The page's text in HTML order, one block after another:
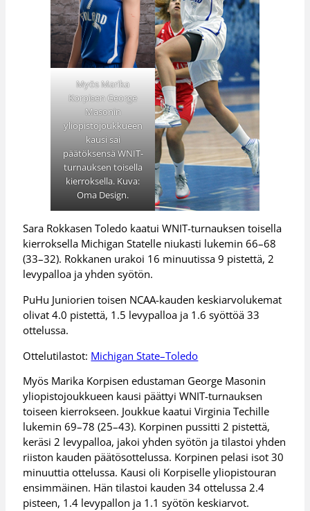
Myös Marika
Korpisen George
Masonin
yliopistojoukkueen
kausi sai
päätöksensä WNIT-
turnauksen toisella
kierroksella. Kuva:
Oma Design.
Sara Rokkasen Toledo kaatui WNIT-turnauksen toisella
kierroksella Michigan Statelle niukasti lukemin 66–68
(33–32). Rokkanen urakoi 16 minuutissa 9 pistettä, 2
levypalloa ja yhden syötön.
PuHu Juniorien toisen NCAA-kauden keskiarvolukemat
olivat 4.0 pistettä, 1.5 levypalloa ja 1.6 syöttöä 33
ottelussa.
Ottelutilastot: Michigan State–Toledo
Myös Marika Korpisen edustaman George Masonin
yliopistojoukkueen kausi päättyi WNIT-turnauksen
toiseen kierrokseen. Joukkue kaatui Virginia Techille
lukemin 69–78 (25–43). Korpinen pussitti 2 pistettä,
keräsi 2 levypalloa, jakoi yhden syötön ja tilastoi yhden
riiston kauden päätösottelussa. Korpinen pelasi isot 30
minuuttia ottelussa. Kausi oli Korpiselle yliopistouran
ensimmäinen. Hän tilastoi kauden 34 ottelussa 2.4
pisteen, 1.4 levypallon ja 1.1 syötön keskiarvot.